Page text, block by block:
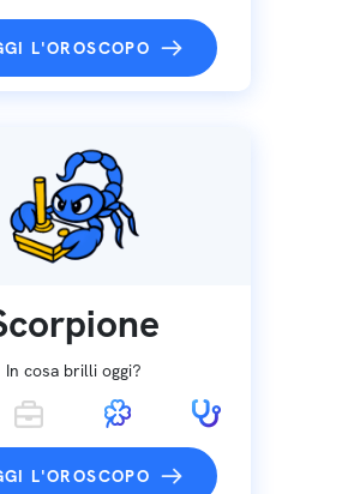
L'OROSCOPO
In cosa brilli oggi?
L'OROSCOPO